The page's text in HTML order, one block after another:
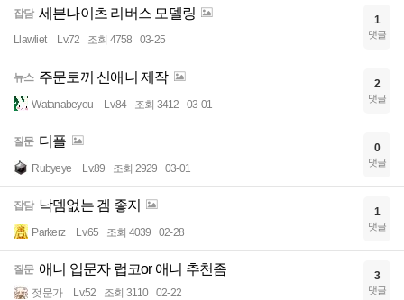
잡담 세븐나이츠 리버스 모델링
Llawliet Lv.72 조회 4758 03-25
1
댓글
뉴스 주문토끼 신애니 제작
Watanabeyou Lv.84 조회 3412 03-01
2
댓글
질문 디플
Rubyeye Lv.89 조회 2929 03-01
0
댓글
잡담 낙뎀없는 겜 좋지
Parkerz Lv.65 조회 4039 02-28
1
댓글
질문 애니 입문자 럽코or 애니 추천좀
젖문가 Lv.52 조회 3110 02-22
3
댓글